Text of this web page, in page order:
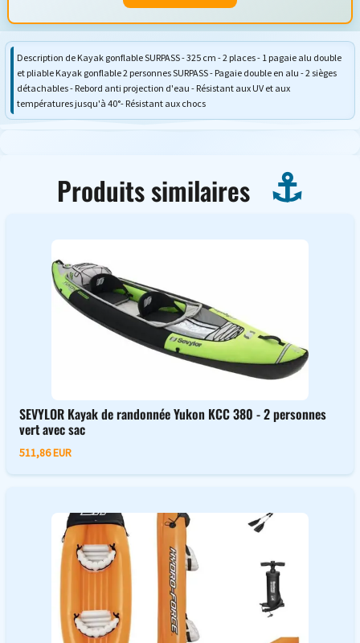
Description de Kayak gonflable SURPASS - 325 cm - 2 places - 1 pagaie alu double
et pliable Kayak gonflable 2 personnes SURPASS - Pagaie double en alu - 2 sièges
détachables - Rebord anti projection d'eau - Résistant aux UV et aux
températures jusqu'à 40°- Résistant aux chocs
Produits similaires
SEVYLOR Kayak de randonnée Yukon KCC 380 - 2 personnes
vert avec sac
511,86 EUR